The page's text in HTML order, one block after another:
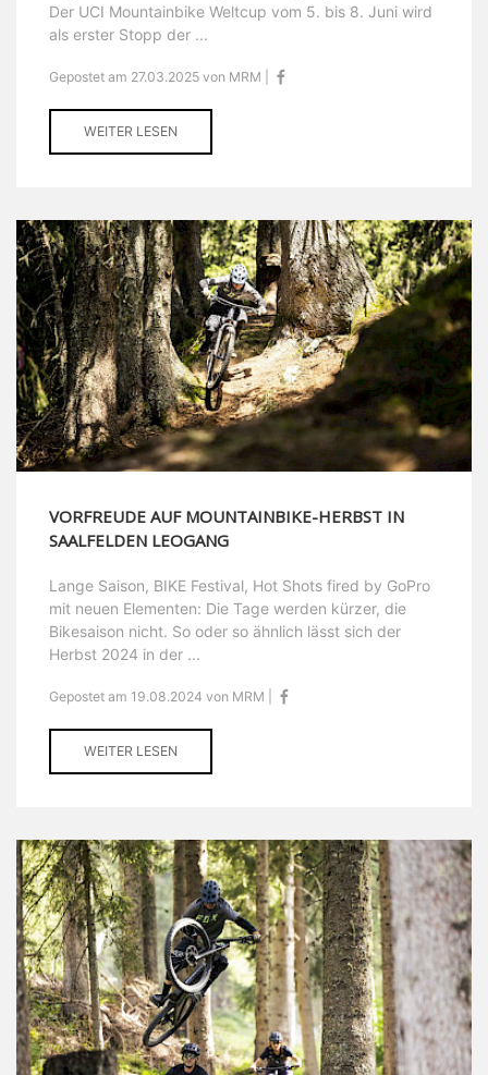
Der UCI Mountainbike Weltcup vom 5. bis 8. Juni wird
als erster Stopp der ...
Gepostet am 27.03.2025 von MRM |
WEITER LESEN
VORFREUDE AUF MOUNTAINBIKE-HERBST IN
SAALFELDEN LEOGANG
Lange Saison, BIKE Festival, Hot Shots fired by GoPro
mit neuen Elementen: Die Tage werden kürzer, die
Bikesaison nicht. So oder so ähnlich lässt sich der
Herbst 2024 in der ...
Gepostet am 19.08.2024 von MRM |
WEITER LESEN